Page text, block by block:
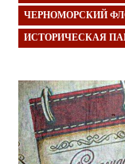
ЧЕРНОМОРСКИЙ
ИСТОРИЧЕСКАЯ